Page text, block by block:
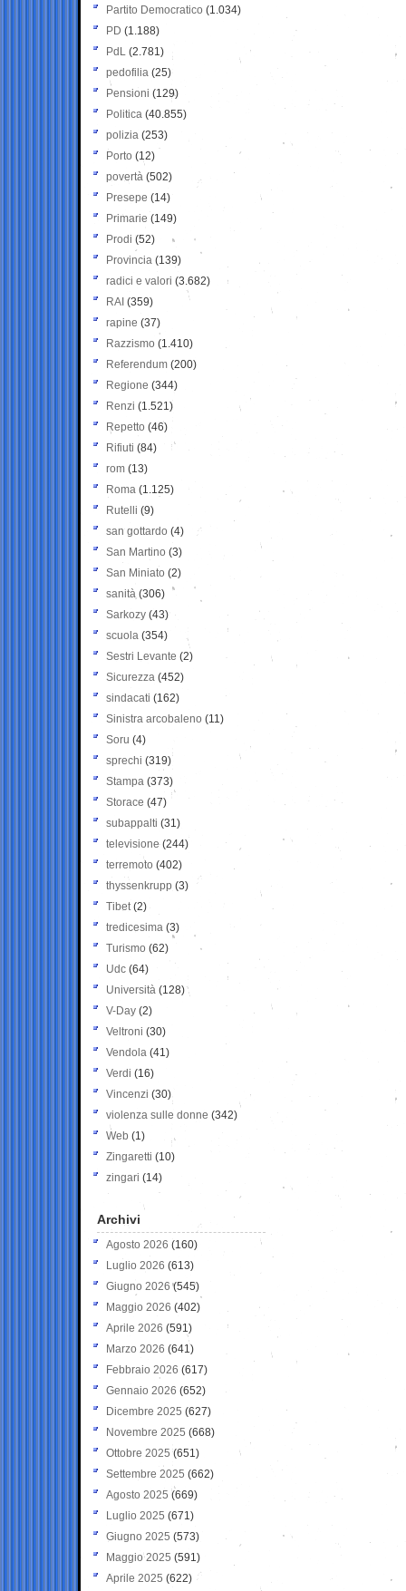
Partito Democratico (1.034)
PD (1.188)
PdL (2.781)
pedofilia (25)
Pensioni (129)
Politica (40.855)
polizia (253)
Porto (12)
povertà (502)
Presepe (14)
Primarie (149)
Prodi (52)
Provincia (139)
radici e valori (3.682)
RAI (359)
rapine (37)
Razzismo (1.410)
Referendum (200)
Regione (344)
Renzi (1.521)
Repetto (46)
Rifiuti (84)
rom (13)
Roma (1.125)
Rutelli (9)
san gottardo (4)
San Martino (3)
San Miniato (2)
sanità (306)
Sarkozy (43)
scuola (354)
Sestri Levante (2)
Sicurezza (452)
sindacati (162)
Sinistra arcobaleno (11)
Soru (4)
sprechi (319)
Stampa (373)
Storace (47)
subappalti (31)
televisione(244)
terremoto (402)
thyssenkrupp (3)
Tibet(2)
tredicesima (3)
Turismo (62)
Udc (64)
Università (128)
V-Day (2)
Veltroni (30)
Vendola (41)
Verdi (16)
Vincenzi (30)
violenza sulle donne (342)
Web (1)
Zingaretti (10)
zingari (14)
Archivi
Agosto 2026 (160)
Luglio 2026 (613)
Giugno 2026 (545)
Maggio 2026 (402)
Aprile 2026 (591)
Marzo 2026 (641)
Febbraio 2026 (617)
Gennaio 2026 (652)
Dicembre 2025 (627)
Novembre 2025 (668)
Ottobre 2025 (651)
Settembre 2025 (662)
Agosto 2025 (669)
Luglio 2025 (671)
Giugno 2025 (573)
Maggio 2025 (591)
Aprile 2025 (622)